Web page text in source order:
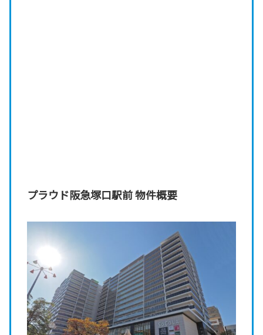
プラウド阪急塚口駅前 物件概要